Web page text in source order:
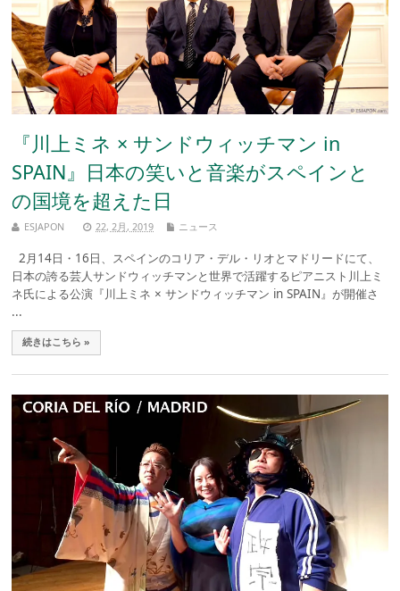
『川上ミネ × サンドウィッチマン in
SPAIN』日本の笑いと音楽がスペインと
の国境を超えた日
ESJAPON 22, 2月, 2019 ニュース
2月14日・16日、スペインのコリア・デル・リオとマドリードにて、
日本の誇る芸人サンドウィッチマンと世界で活躍するピアニスト川上ミ
ネ氏による公演『川上ミネ × サンドウィッチマン in SPAIN』が開催さ
...
続きはこちら »